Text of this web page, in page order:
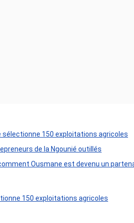
sélectionne 150 exploitations agricoles
de la Ngounié outillés
Ousmane est devenu un
150 exploitations agricoles